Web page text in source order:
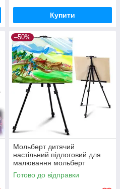
Купити
–50%
Мольберт дитячий
настільний підлоговий для
малювання мольберт
складаний
Готово до відправки